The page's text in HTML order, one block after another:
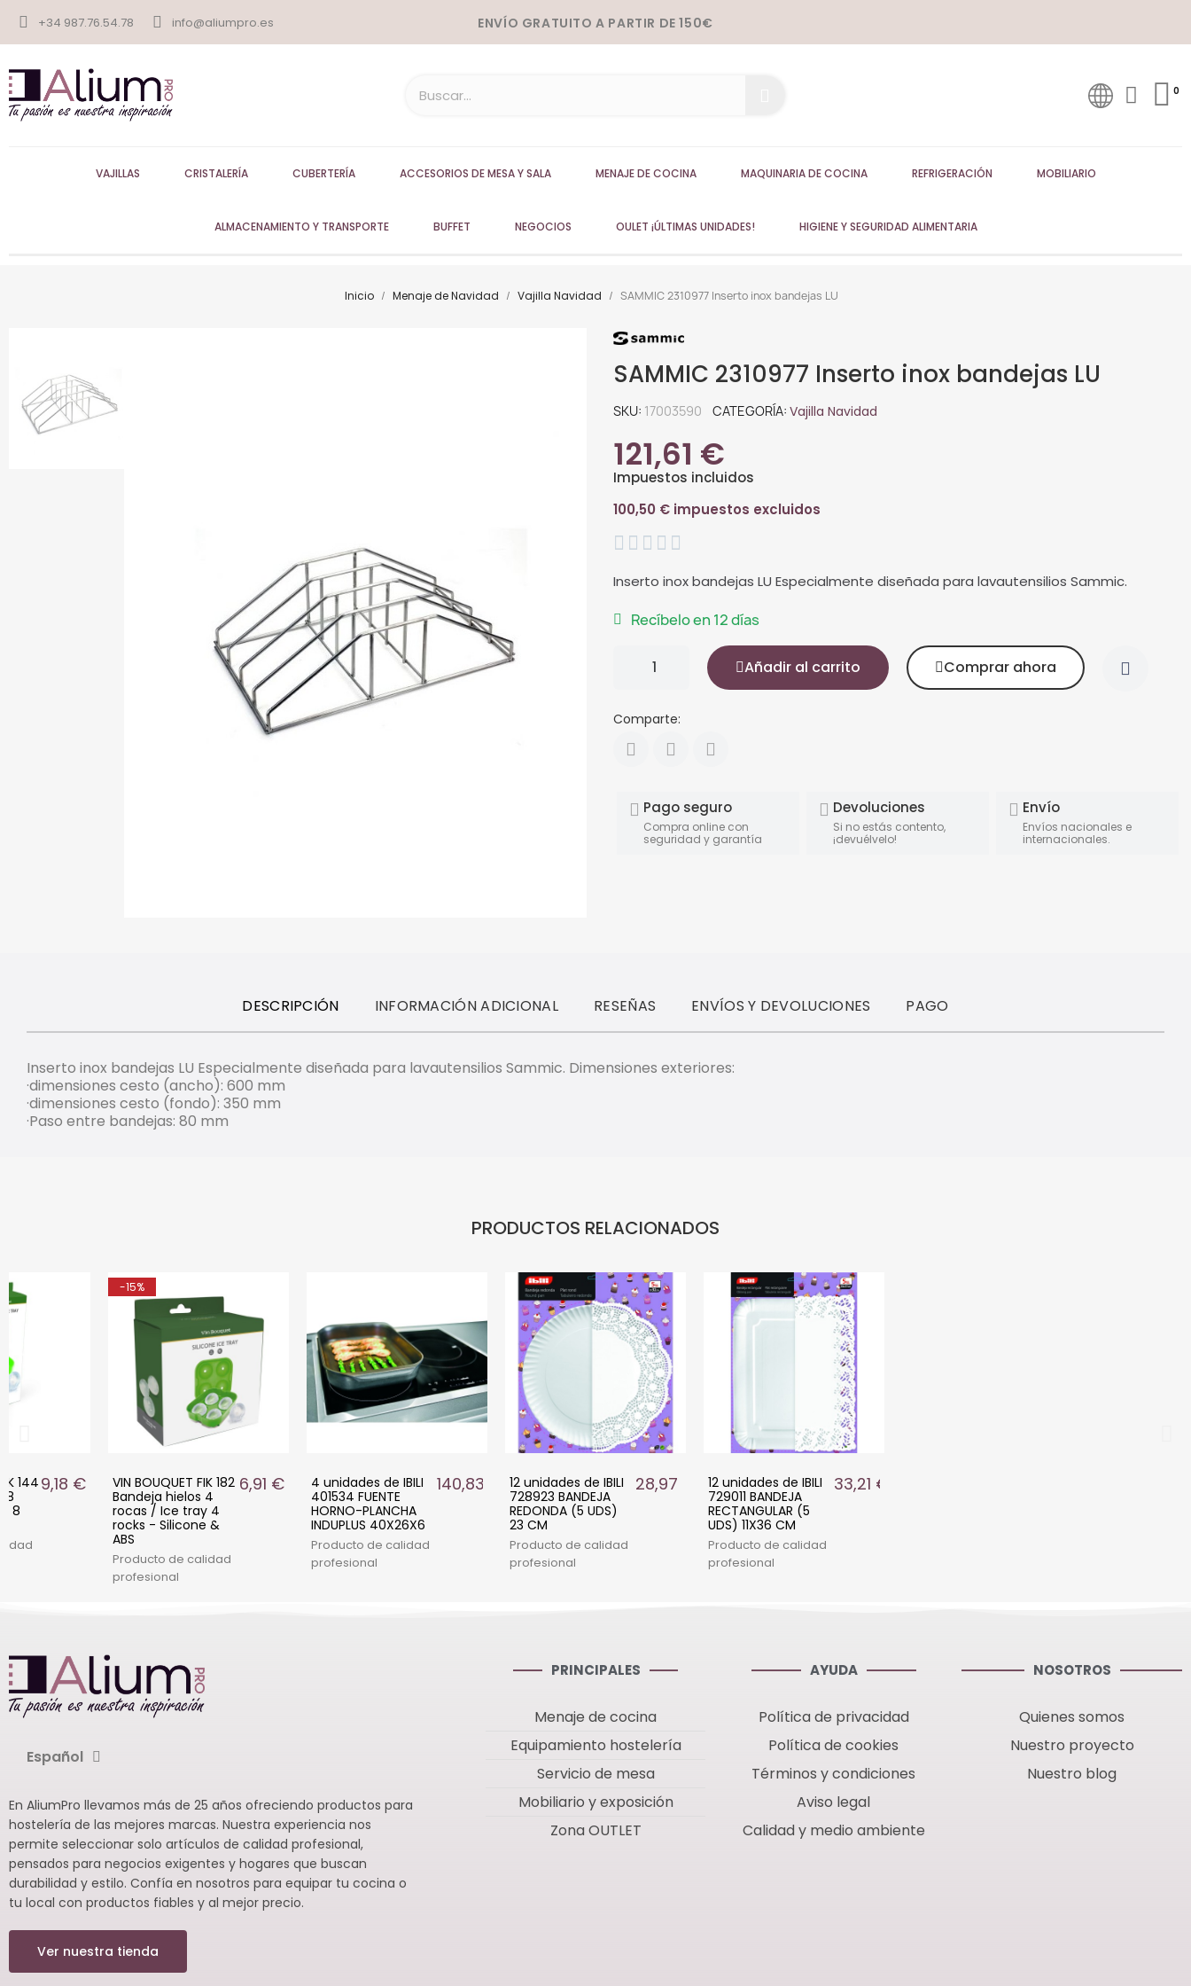
+34 987.76.54.78 info@aliumpro.es ENVÍO GRATUITO A PARTIR DE 150€
VAJILLAS CRISTALERÍA CUBERTERÍA ACCESORIOS DE MESA Y SALA MENAJE DE COCINA MAQUINARIA DE COCINA REFRIGERACIÓN MOBILIARIO
ALMACENAMIENTO Y TRANSPORTE BUFFET NEGOCIOS OULET ¡ÚLTIMAS UNIDADES! HIGIENE Y SEGURIDAD ALIMENTARIA
Inicio Menaje de Navidad Vajilla Navidad SAMMIC 2310977 Inserto inox bandejas LU
SAMMIC 2310977 Inserto inox bandejas LU
SKU 17003590 CATEGORÍA Vajilla Navidad
121,61 €
Impuestos incluidos
100,50 € impuestos excluidos
    
Inserto inox bandejas LU Especialmente diseñada para lavautensilios Sammic.
Recíbelo en 12 días
Añadir al carrito Comprar ahora
Comparte:
Pago seguro
Compra online con
seguridad y garantía
Devoluciones
Si no estás contento,
¡devuélvelo!
Envío
Envíos nacionales e
internacionales.
DESCRIPCIÓN INFORMACIÓN ADICIONAL RESEÑAS ENVÍOS Y DEVOLUCIONES PAGO
Inserto inox bandejas LU Especialmente diseñada para lavautensilios Sammic. Dimensiones exteriores:
·dimensiones cesto (ancho): 600 mm
·dimensiones cesto (fondo): 350 mm
·Paso entre bandejas: 80 mm
PRODUCTOS RELACIONADOS
144
8
8
9,18 €
-15%
VIN BOUQUET FIK 182
Bandeja hielos 4
rocas / Ice tray 4
rocks - Silicone &
ABS
6,91 €
Producto de calidad
profesional
4 unidades de IBILI
401534 FUENTE
HORNO-PLANCHA
INDUPLUS 40X26X6
140,83 €
Producto de calidad
profesional
12 unidades de IBILI
728923 BANDEJA
REDONDA (5 UDS)
23 CM
28,97 €
Producto de calidad
profesional
12 unidades de IBILI
729011 BANDEJA
RECTANGULAR (5
UDS) 11X36 CM
33,21 €
Producto de calidad
profesional
Español
En AliumPro llevamos más de 25 años ofreciendo productos para
hostelería de las mejores marcas. Nuestra experiencia nos
permite seleccionar solo artículos de calidad profesional,
pensados para negocios exigentes y hogares que buscan
durabilidad y estilo. Confía en nosotros para equipar tu cocina o
tu local con productos fiables y al mejor precio.
Ver nuestra tienda
PRINCIPALES
Menaje de cocina
Equipamiento hostelería
Servicio de mesa
Mobiliario y exposición
Zona OUTLET
AYUDA
Política de privacidad
Política de cookies
Términos y condiciones
Aviso legal
Calidad y medio ambiente
NOSOTROS
Quienes somos
Nuestro proyecto
Nuestro blog